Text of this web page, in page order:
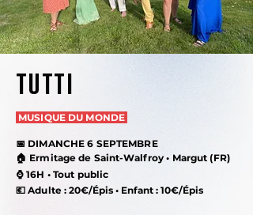
TUTTI
MUSIQUE DU MONDE
📅 DIMANCHE 6 SEPTEMBRE
🏠 Ermitage de Saint-Walfroy • Margut (FR)
⌚16H • Tout public
💶 Adulte :20€/Épis • Enfant : 10€/Épis